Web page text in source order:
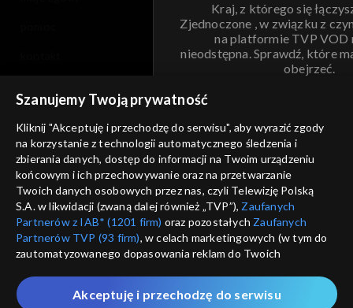
Kraj, z którego się
Zjednoczone , w związku z
na platformie TVP VOD
nieodstępna. Sprawdź, które
obejrzeć.
ANULUJ
informacje o dostawcy usług
Szanujemy Twoją prywatność
Kliknij "Akceptuję i przechodzę do serwisu", aby wyrazić zgody
na korzystanie z technologii automatycznego śledzenia i
zbierania danych, dostęp do informacji na Twoim urządzeniu
końcowym i ich przechowywanie oraz na przetwarzanie
Twoich danych osobowych przez nas, czyli Telewizję Polską
S.A. w likwidacji (zwaną dalej również „TVP”), Zaufanych
Partnerów z IAB* (1201 firm) oraz pozostałych Zaufanych
Partnerów TVP (93 firm), w celach marketingowych (w tym do
zautomatyzowanego dopasowania reklam do Twoich
które wskazujemy poniżej, a także zgody na udostępnianie
przez nas identyfikatora PPID do Google.
Akceptuję i przechodzę do serwisu